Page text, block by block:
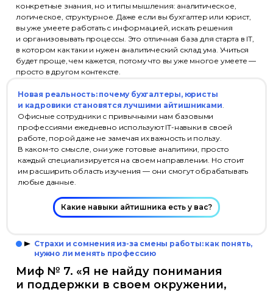
конкретные знания, но и типы мышления: аналитическое,
логическое, структурное. Даже если вы бухгалтер или юрист,
вы уже умеете работать с информацией, искать решения
и организовывать процессы. Это отличная база для старта в IT,
в котором как таки и нужен аналитический склад ума. Учиться
будет проще, чем кажется, потому что вы уже многое умеете —
просто в другом контексте.
Новая реальность: почему бухгалтеры, юристы
и кадровики становятся лучшими айтишниками
Офисные сотрудники с привычными нам базовыми
профессиями ежедневно используют IT-навыки в своей
работе, порой даже не замечая их важность и пользу.
В каком-то смысле, они уже готовые аналитики, просто
каждый специализируется на своем направлении. Но стоит
им расширить область изучения — они смогут обрабатывать
любые данные.
Какие навыки айтишника есть у вас?
Страхи и сомнения из-за смены работы: как понять,
нужно ли менять профессию
Миф № 7. «Я не найду понимания
и поддержки в своем окружении,